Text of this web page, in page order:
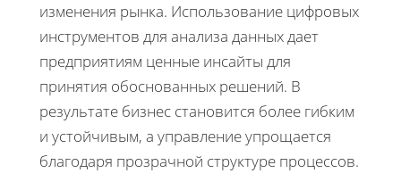
изменения рынка. Использование цифровых
инструментов для анализа данных дает
предприятиям ценные инсайты для
принятия обоснованных решений. В
результате бизнес становится более гибким
и устойчивым, а управление упрощается
благодаря прозрачной структуре процессов.